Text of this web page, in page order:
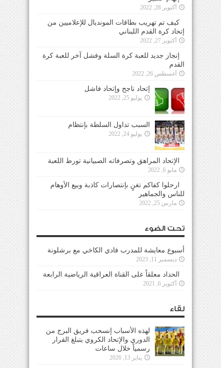
أكتوبر 28, 2022
كيف تم تهريب بطاقات المونديال للإعلاميين من
إتحاد كرة القدم اللبناني
أكتوبر 27, 2022
إنجاز جديد للعبة كرة السلة وفشل آخر للعبة كرة
القدم
أغسطس 26, 2022
إتحاد ناجح وإتحاد فاشل
يوليو 25, 2022
السبب تداول السلطة بإنتظام
يوليو 24, 2022
الإتحاد المراهق وتصرفاته الصبيانية تورط اللعبة
مايو 6, 2022
ارحلوا كفاكم تغنٍ بإنتصارات كاذبة وبيع الأوهام
للناس والجماهير
مارس 25, 2022
تحت الضوء
أسبوع معايشة للمدرب فادي الكاخي مع برشلونة
ديسمبر 11, 2023
الحداد معلقاً على القناة العراقية الرياضية الرابعة
أكتوبر 6, 2021
لقاء
لهذه الأسباب إنسحب فريق البرج من
الدوري والإتحاد الكروي يتبلغ القرار
رسمياً خلال ساعات
يناير 13, 2026